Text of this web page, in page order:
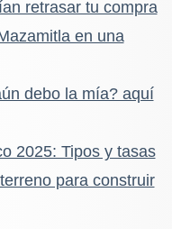
retrasar tu compra
en una
debo la mía? aquí
2025: Tipos y tasas
para construir